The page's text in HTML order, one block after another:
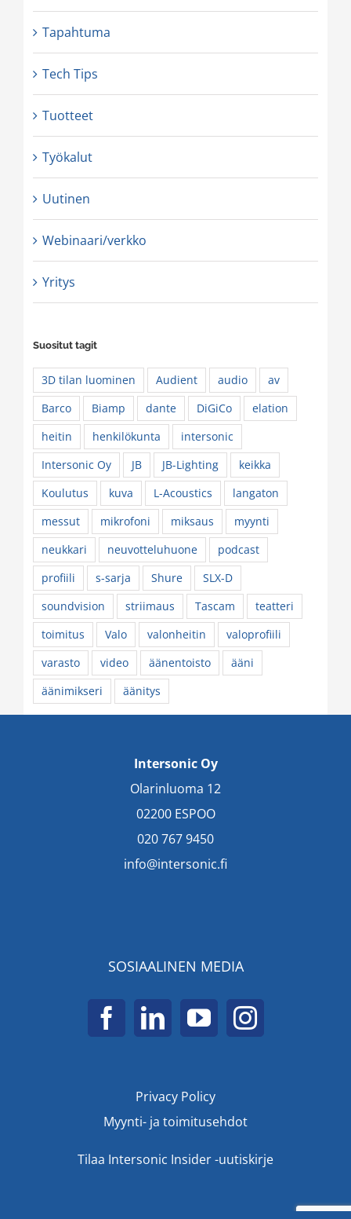
Tapahtuma
Tech Tips
Tuotteet
Työkalut
Uutinen
Webinaari/verkko
Yritys
Suositut tagit
3D tilan luominen Audient audio
av
Barco
Biamp dante DiGiCo
elation
heitin
henkilökunta
intersonic
Intersonic Oy
JB JB-Lighting
keikka
Koulutus
kuva L-Acoustics
langaton
messut
mikrofoni miksaus
myynti
neukkari
neuvotteluhuone
podcast
profiili
s-sarja Shure
SLX-D
soundvision
striimaus Tascam
teatteri
toimitus
Valo valonheitin
valoprofiili
varasto
video äänentoisto
ääni
äänimikseri
äänitys
Intersonic Oy
Olarinluoma 12
02200 ESPOO
020 767 9450
info@intersonic.fi
SOSIAALINEN MEDIA
Privacy Policy
Myynti- ja toimitusehdot
Tilaa Intersonic Insider -uutiskirje